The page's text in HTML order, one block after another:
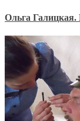
Ольга Галицкая.